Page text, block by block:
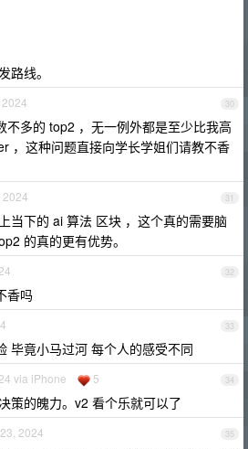
路线。
30
不多的 top2 ，无一例外都是至少比我高
，这种问题直接向学长学姐们请教不香
31
2024
当下的 ai 算法 区块 ，这个真的需要脑
的真的更有优势。
32
香吗
33
毕竟小马过河 每个人的感受不同
34
via iPhone 5
策的魄力。v2 看个乐就可以了
35
2024